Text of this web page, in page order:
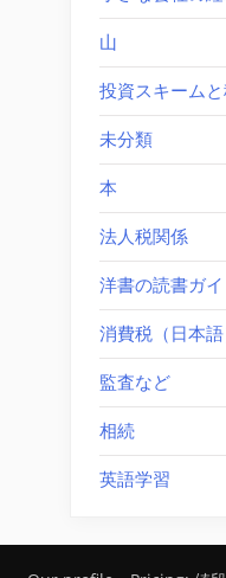
山
投資スキーム
未分類
本
法人税関係
洋書の読書ガイ
消費税（日本語
監査など
相続
英語学習